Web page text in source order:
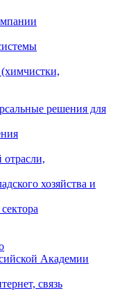
решения для
отрасли,
хозяйства и
Академии
связь